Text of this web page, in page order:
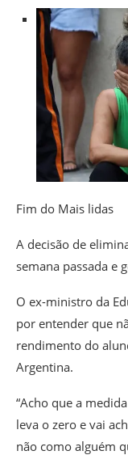
Fim do Mais lidas
A decisão de
semana passada e
O ex-ministro da
por entender que
rendimento do
Argentina.
“Acho que a
leva o zero e vai
não como alguém